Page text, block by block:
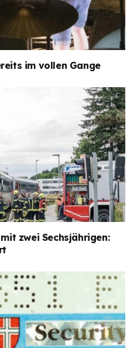
im vollen Gange
zwei Sechsjährigen: